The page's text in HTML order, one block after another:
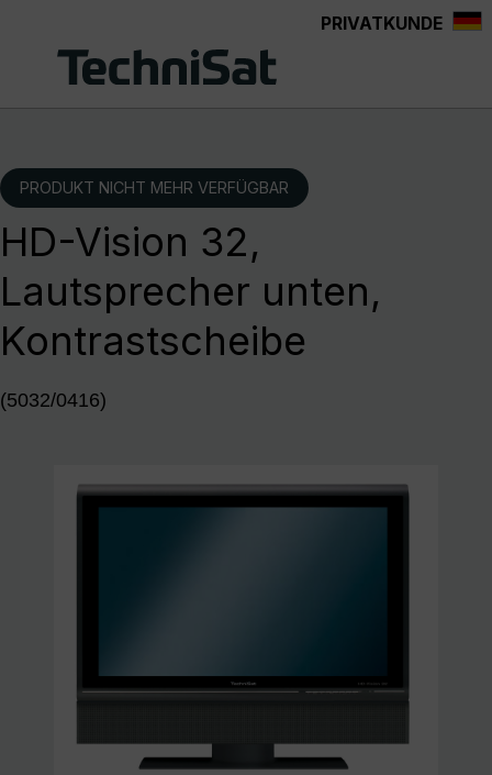
PRIVATKUNDE
PRODUKT NICHT MEHR VERFÜGBAR
HD-Vision 32,
Lautsprecher unten,
Kontrastscheibe
(5032/0416)